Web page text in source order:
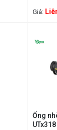
Giá:
Ống
UTx318